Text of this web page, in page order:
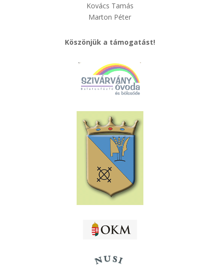
Kovács Tamás
Marton Péter
Köszönjük a támogatást!